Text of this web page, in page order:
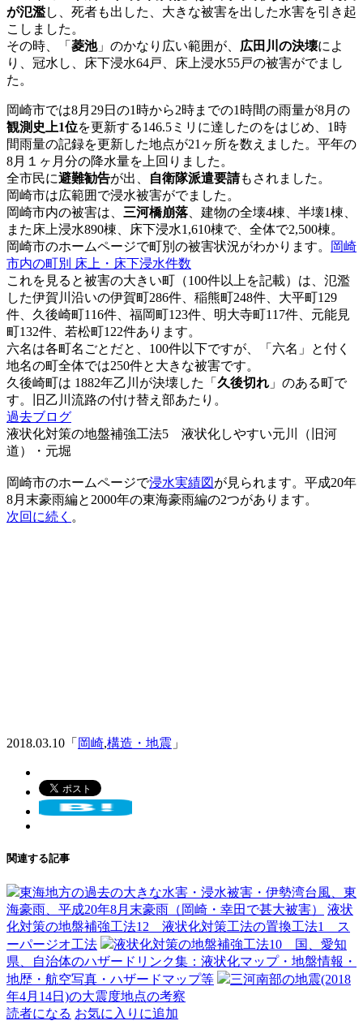
が氾濫し、死者も出した、大きな被害を出した水害を引き起
こしました。
その時、「 菱池」のかなり広い範囲が、 広田川の決壊によ
り、冠水し、床下浸水64戸、床上浸水55戸の被害がでまし
た。
岡崎市では8月29日の1時から2時までの1時間の雨量が8月の
観測史上1位を更新する146.5ミリに達したのをはじめ、1時
間雨量の記録を更新した地点が21ヶ所を数えました。平年の
8月１ヶ月分の降水量を上回りました。
全市民に避難勧告が出、 自衛隊派遣要請もされました。
岡崎市は広範囲で浸水被害がでました。
岡崎市内の被害は、 三河橋崩落 、建物の全壊4棟、半壊1棟、
また床上浸水890棟、床下浸水1,610棟で、全体で2,500棟。
岡崎市のホームページで町別の被害状況がわかります。
岡崎
市内の町別 床上・床下浸水件数
これを見ると被害の大きい町（100件以上を記載）は、氾濫
した伊賀川沿いの伊賀町286件、稲熊町248件、大平町129
件、久後崎町116件、福岡町123件、明大寺町117件、元能見
町132件、若松町122件あります。
六名は各町名ごとだと、100件以下ですが、「六名」と付く
地名の町全体では250件と大きな被害です。
久後崎町は 1882年乙川が決壊した「 久後切れ 」のある町で
す。旧乙川流路の付け替え部あたり。
過去ブログ
液状化対策の地盤補強工法5 液状化しやすい元川（旧河
道）・元堀
岡崎市のホームページで浸水実績図 が見られます。平成20年
8月末豪雨編と2000年の東海豪雨編の2つがあります。
次回に続く 。
2018.03.10「 岡崎,構造・地震 」
関連する記事
東海地方の過去の大きな水害・浸水被害・伊勢湾台風、東
海豪雨、平成20年8月末豪雨（岡崎・幸田で甚大被害）
液状
化対策の地盤補強工法12 液状化対策工法の置換工法1 ス
ーパージオ工法
液状化対策の地盤補強工法10 国、愛知
県、自治体のハザードリンク集：液状化マップ・地盤情報・
地歴・航空写真・ハザードマップ等
三河南部の地震(2018
年4月14日)の大震度地点の考察
読者になる お気に入りに追加